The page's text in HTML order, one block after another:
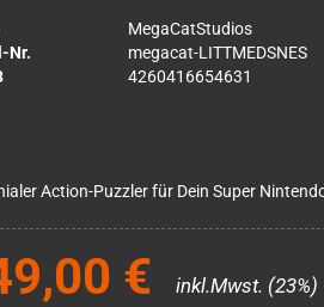
MegaCatStudios
Nr.
megacat-LITTMEDSNES
4260416654631
Action-Puzzler für Dein Super
€ inkl.Mwst. (23%)